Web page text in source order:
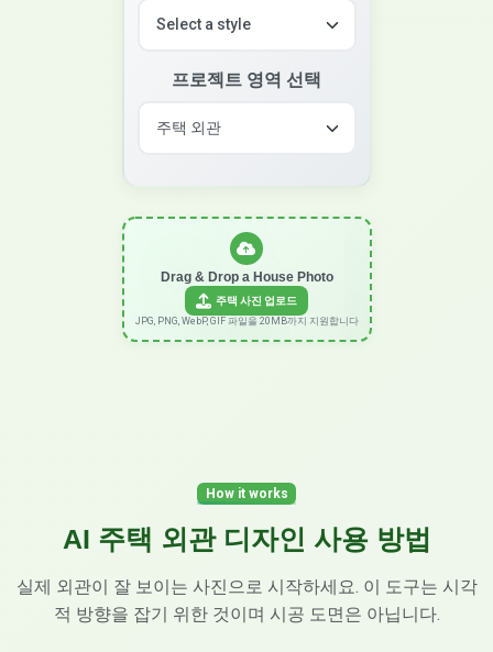
프로젝트 영역 선택
Drag & Drop a House Photo
주택 사진 업로드
JPG, PNG, WebP, GIF 파일을 20MB까지 지원합니다
How it works
AI 주택 외관 디자인 사용 방법
실제 외관이 잘 보이는 사진으로 시작하세요. 이 도구는 시각
적 방향을 잡기 위한 것이며 시공 도면은 아닙니다.